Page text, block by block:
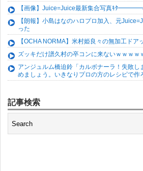
【画像】Juice=Juice最新集合写真ｷﾀ
【朗報】小島はなのハロプロ加入、元
った
【OCHA NORMA】米村姫良々の無加工ドア
ズッキだけ譜久村の卒コンに来ないｗｗｗｗ
アンジュルム橋迫鈴「カルボナーラ！失敗
めましょう。いきなりプロの方のレシピで作
記事検索